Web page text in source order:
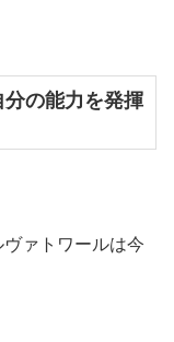
の能力を発揮
ァトワールは今